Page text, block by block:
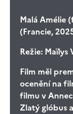
Malá Amélie
(Francie,
Režie: Maïlys
Film měl
ocenění na
filmu v
Zlatý glóbus